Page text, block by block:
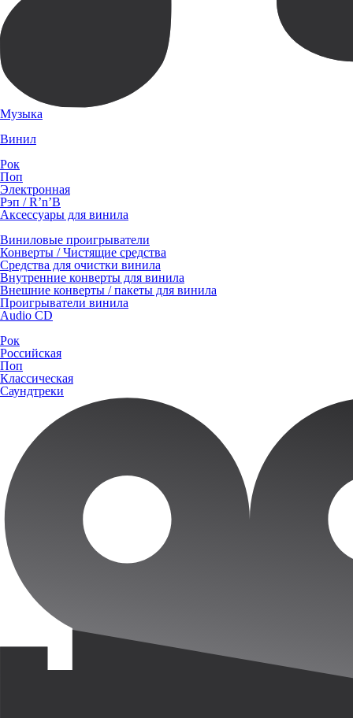
Музыка
Винил
Рок
Поп
Электронная
Рэп / R’n’B
Аксессуары для винила
Виниловые проигрыватели
Конверты / Чистящие средства
Средства для очистки винила
Внутренние конверты для винила
Внешние конверты / пакеты для винила
Проигрыватели винила
Audio CD
Рок
Российская
Поп
Классическая
Саундтреки